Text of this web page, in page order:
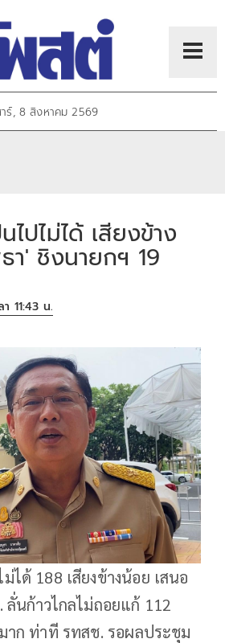
าร์, 8 สิงหาคม 2569
ไปไม่ได้ เสียงข้าง
' ชิงนายกฯ 19
11:43 น.
ได้ 188 เสียงข้างน้อย เสนอ
ลั่นก้าวไกลไม่ถอยแก้ 112
าก ท่าที รทสช. รอผลประชุม